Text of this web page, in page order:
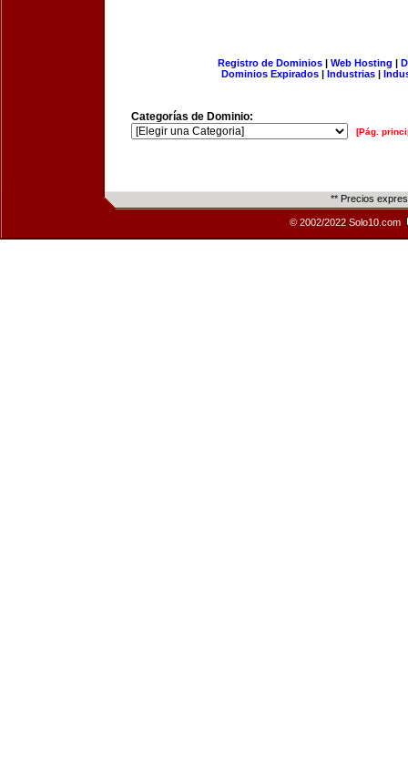
Registro de Dominios| Web Hosting |
Dominios Expirados | Industrias |
Categorías de Dominio:
[Pág.
** Precios
© 2002/2022 Solo10.com